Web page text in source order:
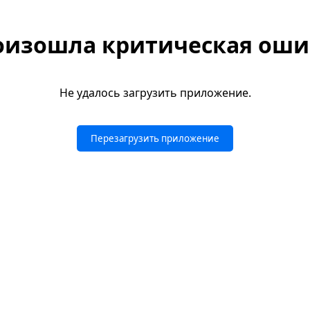
критическая
Не удалось загрузить приложение.
Перезагрузить приложение